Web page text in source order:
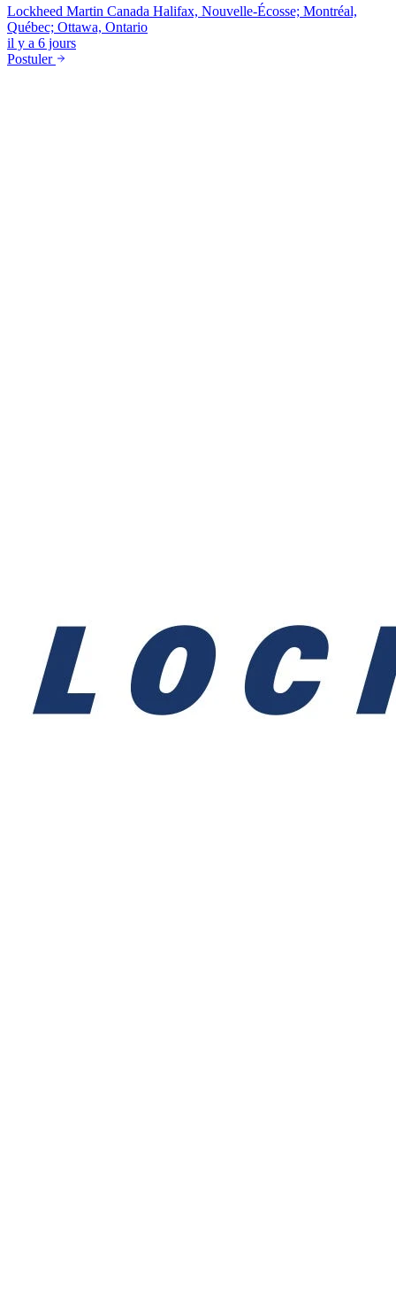
Lockheed Martin Canada Halifax, Nouvelle-Écosse; Montréal,
Québec; Ottawa, Ontario
il y a 6 jours
Postuler